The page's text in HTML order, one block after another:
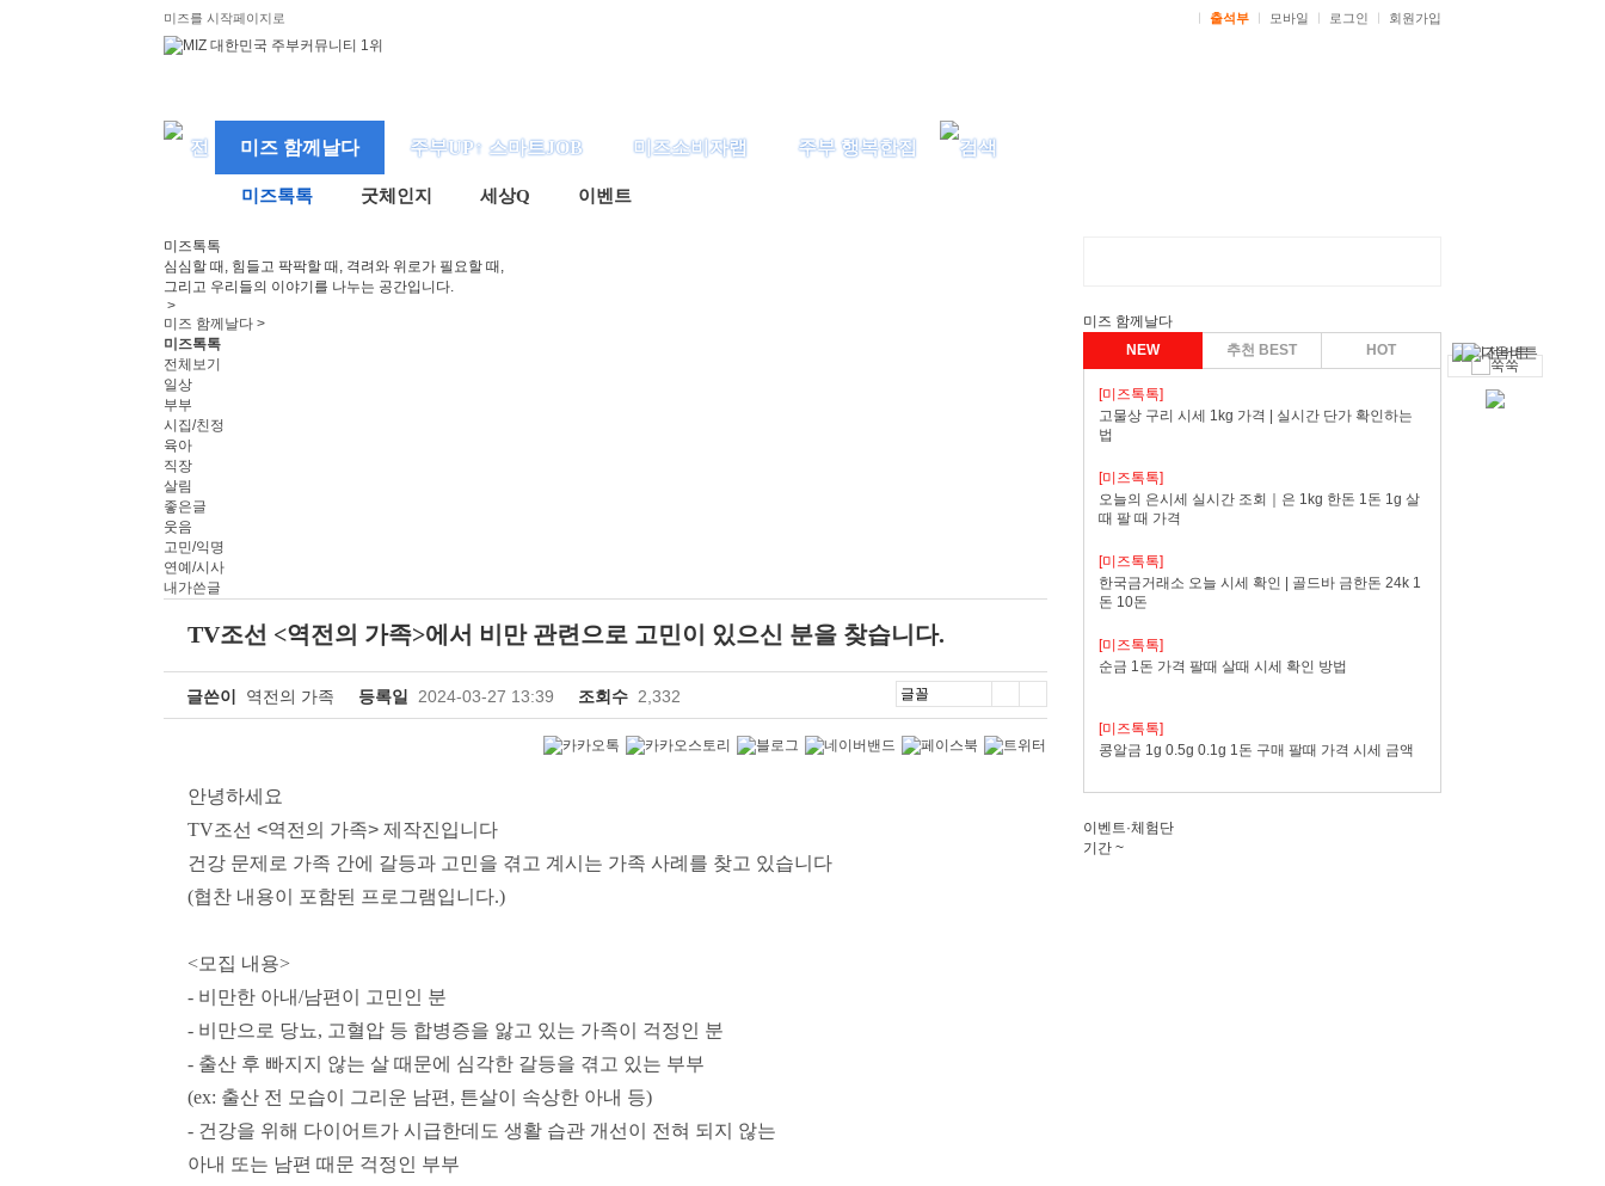
미즈를 시작페이지로 출석부 모바일 로그인 회원가입
미즈 함께날다 주부UP↑ 스마트JOB 미즈소비자랩 주부 행복한집
미즈톡톡 굿체인지 세상Q 이벤트
미즈톡톡
심심할 때, 힘들고 팍팍할 때, 격려와 위로가 필요할 때,
그리고 우리들의 이야기를 나누는 공간입니다.
>
미즈 함께날다 >
미즈톡톡
전체보기
일상
부부
시집/친정
육아
직장
살림
좋은글
웃음
고민/익명
연예/시사
내가쓴글
TV조선 <역전의 가족>에서 비만 관련으로 고민이 있으신 분을 찾습니다.
글쓴이 역전의 가족 등록일 2024-03-27 13:39 조회수 2,332
안녕하세요
TV조선 <역전의 가족> 제작진입니다
건강 문제로 가족 간에 갈등과 고민을 겪고 계시는 가족 사례를 찾고 있습니다
(협찬 내용이 포함된 프로그램입니다.)
<모집 내용>
- 비만한 아내/남편이 고민인 분
- 비만으로 당뇨, 고혈압 등 합병증을 앓고 있는 가족이 걱정인 분
- 출산 후 빠지지 않는 살 때문에 심각한 갈등을 겪고 있는 부부
(ex: 출산 전 모습이 그리운 남편 , 튼살이 속상한 아내 등)
- 건강을 위해 다이어트가 시급한데도 생활 습관 개선이 전혀 되지 않는
아내 또는 남편 때문 걱정인 부부
미즈 함께날다
NEW
추천 BEST HOT
[미즈톡톡]
고물상 구리 시세 1kg 가격 | 실시간 단가 확인하는
법
[미즈톡톡]
오늘의 은시세 실시간 조회｜은 1kg 한돈 1돈 1g 살
때 팔 때 가격
[미즈톡톡]
한국금거래소 오늘 시세 확인 | 골드바 금한돈 24k 1
돈 10돈
[미즈톡톡]
순금 1돈 가격 팔때 살때 시세 확인 방법
[미즈톡톡]
콩알금 1g 0.5g 0.1g 1돈 구매 팔때 가격 시세 금액
이벤트·체험단
기간 ~